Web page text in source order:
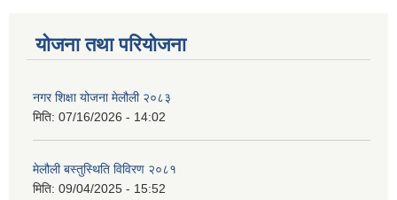
योजना तथा परियोजना
नगर शिक्षा योजना मेलौली २०८३
मिति: 07/16/2026 - 14:02
मेलौली बस्तुस्थिति विविरण २०८१
मिति: 09/04/2025 - 15:52